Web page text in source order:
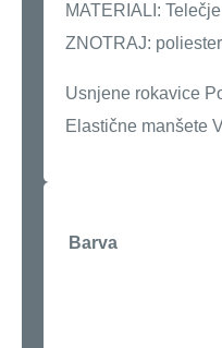
MATERIALI:
ZNOTRAJ:
Usnjene rokavice
Elastične manšete
Barva